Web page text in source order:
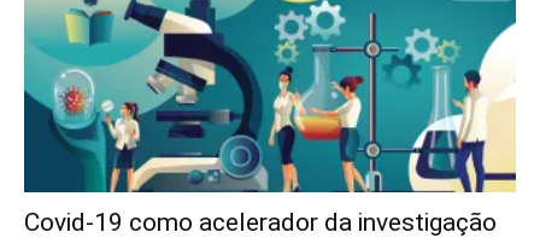
Covid-19 como acelerador da investigação